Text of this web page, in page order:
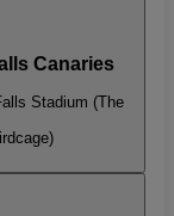
Canaries
Stadium (The